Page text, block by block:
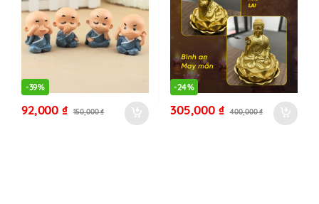
-39%
92,000₫ 150,000₫
-24%
305,000 ₫ 400,000₫